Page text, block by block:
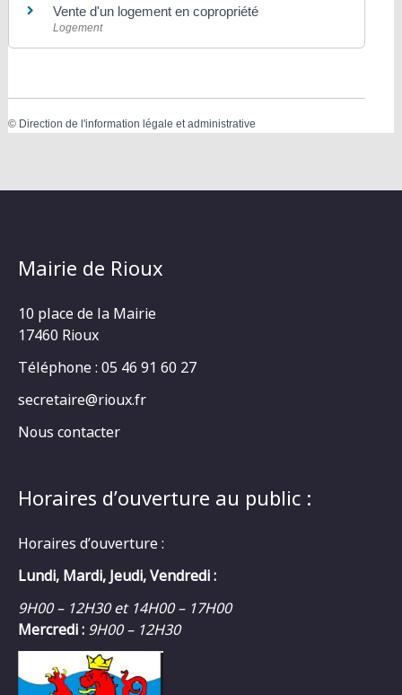
Vente d'un logement en copropriété
Logement
© Direction de l'information légale et administrative
Mairie de Rioux
10 place de la Mairie
17460 Rioux
Téléphone : 05 46 91 60 27
secretaire@rioux.fr
Nous contacter
Horaires d’ouverture au public :
Horaires d’ouverture :
Lundi, Mardi, Jeudi, Vendredi :
9H00 – 12H30 et 14H00 – 17H00
Mercredi : 9H00 – 12H30